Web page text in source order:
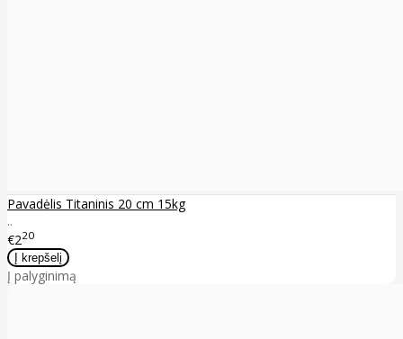
Pavadėlis Titaninis 20 cm 15kg
..
€220
Į palyginimą